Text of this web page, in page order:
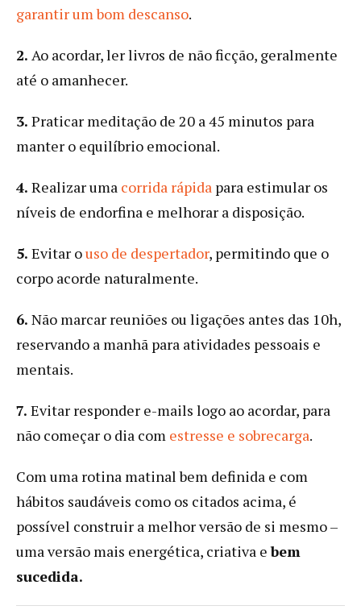
garantir um bom descanso.
2. Ao acordar, ler livros de não ficção, geralmente
até o amanhecer.
3. Praticar meditação de 20 a 45 minutos para
manter o equilíbrio emocional.
4. Realizar uma corrida rápida para estimular os
níveis de endorfina e melhorar a disposição.
5. Evitar ouso de despertador, permitindo que o
corpo acorde naturalmente.
6. Não marcar reuniões ou ligações antes das 10h,
reservando a manhã para atividades pessoais e
mentais.
7. Evitar responder e-mails logo ao acordar, para
não começar o dia com estresse e sobrecarga.
Com uma rotina matinal bem definida e com
hábitos saudáveis como os citados acima, é
possível construir a melhor versão de si mesmo –
uma versão mais energética, criativa ebem
sucedida.